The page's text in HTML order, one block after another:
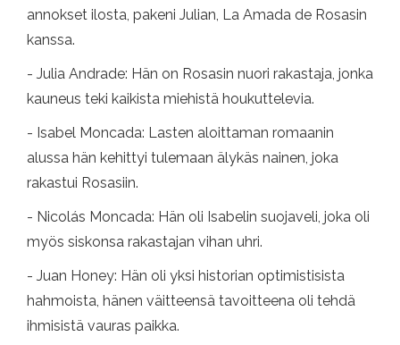
annokset ilosta, pakeni Julian, La Amada de Rosasin
kanssa.
- Julia Andrade: Hän on Rosasin nuori rakastaja, jonka
kauneus teki kaikista miehistä houkuttelevia.
- Isabel Moncada: Lasten aloittaman romaanin
alussa hän kehittyi tulemaan älykäs nainen, joka
rakastui Rosasiin.
- Nicolás Moncada: Hän oli Isabelin suojaveli, joka oli
myös siskonsa rakastajan vihan uhri.
- Juan Honey: Hän oli yksi historian optimistisista
hahmoista, hänen väitteensä tavoitteena oli tehdä
ihmisistä vauras paikka.